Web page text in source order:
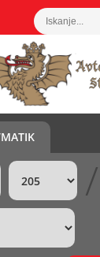
/